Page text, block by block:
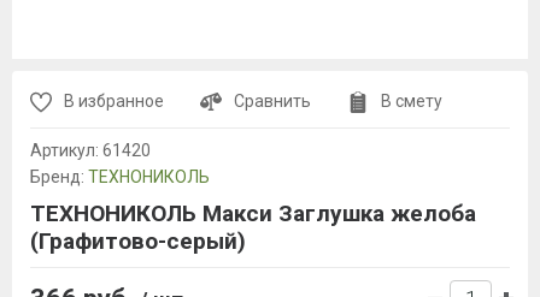
В избранное Сравнить В смету
Артикул: 61420
Бренд: ТЕХНОНИКОЛЬ
ТЕХНОНИКОЛЬ Макси Заглушка желоба
(Графитово-серый)